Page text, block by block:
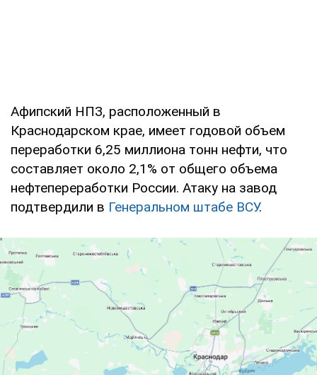
Афипский НПЗ, расположенный в
Краснодарском крае, имеет годовой объем
переработки 6,25 миллиона тонн нефти, что
составляет около 2,1% от общего объема
нефтепереработки России. Атаку на завод
подтвердили в Генеральном штабе ВСУ.